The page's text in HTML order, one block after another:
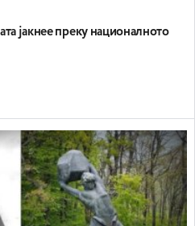
јакнее преку националното